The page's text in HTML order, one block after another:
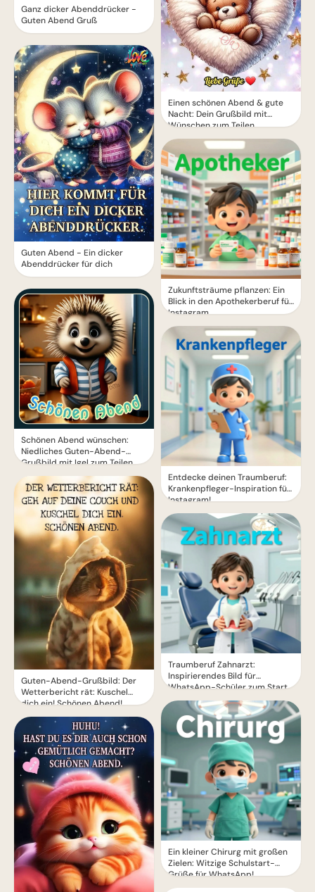
Ganz dicker Abenddrücker -
Guten Abend Gruß
Guten Abend - Ein dicker
Abenddrücker für dich
Schönen Abend wünschen:
Niedliches Guten-Abend-
Grußbild mit Igel zum Teilen
Guten-Abend-Grußbild: Der
Wetterbericht rät: Kuschel
dich ein! Schönen Abend!
Einen schönen Abend & gute
Nacht: Dein Grußbild mit
Wünschen zum Teilen
Zukunftsträume pflanzen: Ein
Blick in den Apothekerberuf für
Instagram
Entdecke deinen Traumberuf:
Krankenpfleger-Inspiration für
Instagram!
Traumberuf Zahnarzt:
Inspirierendes Bild für
WhatsApp-Schüler zum Start
Ein kleiner Chirurg mit großen
Zielen: Witzige Schulstart-
Grüße für WhatsApp!